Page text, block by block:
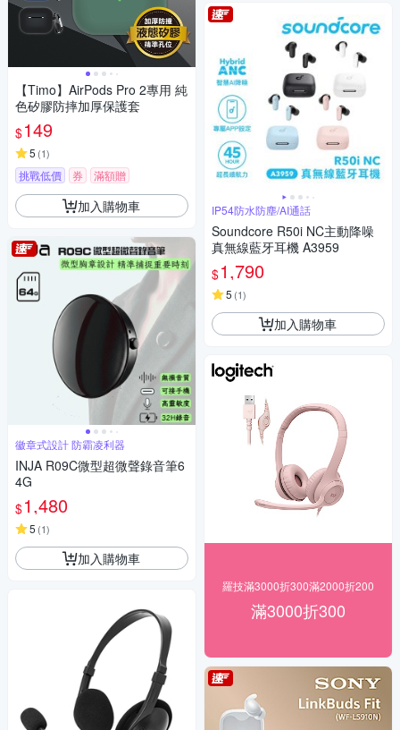
【Timo】AirPods Pro 2專用 純
色矽膠防摔加厚保護套
$149
5 (1)
挑戰低價 券 滿額贈
加入購物車
徽章式設計 防霸凌利器
INJA R09C微型超微聲錄音筆6
4G
$1,480
5 (1)
加入購物車
IP54防水防塵/AI通話
Soundcore R50i NC主動降噪
真無線藍牙耳機 A3959
$1,790
5 (1)
加入購物車
羅技滿3000折300滿2000折200
滿3000折300